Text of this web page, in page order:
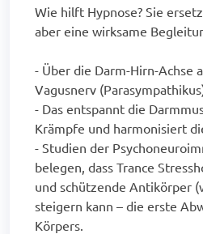
Wie hilft Hypnose? Sie
aber eine wirksame
- Über die Darm-Hirn-Achse
Vagusnerv
- Das entspannt die
Krämpfe und harmonisiert
- Studien der
belegen, dass Trance
und schützende Antikörper
steigern kann – die erste
Körpers.